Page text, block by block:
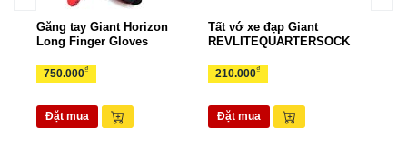
Găng tay Giant Horizon
Long Finger Gloves
750.000₫
Đặt mua
Tất vớ xe đạp Giant
REVLITEQUARTERSOCK
210.000₫
Đặt mua